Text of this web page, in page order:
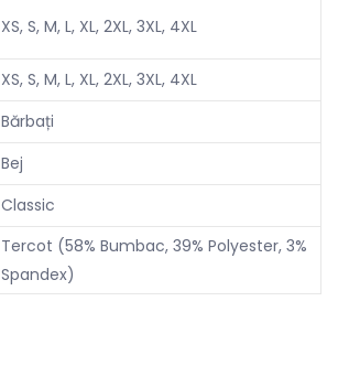
XS, S, M, L, XL, 2XL, 3XL, 4XL
XS, S, M, L, XL, 2XL, 3XL, 4XL
Bărbați
Bej
Classic
Tercot (58% Bumbac, 39% Polyester, 3%
Spandex)